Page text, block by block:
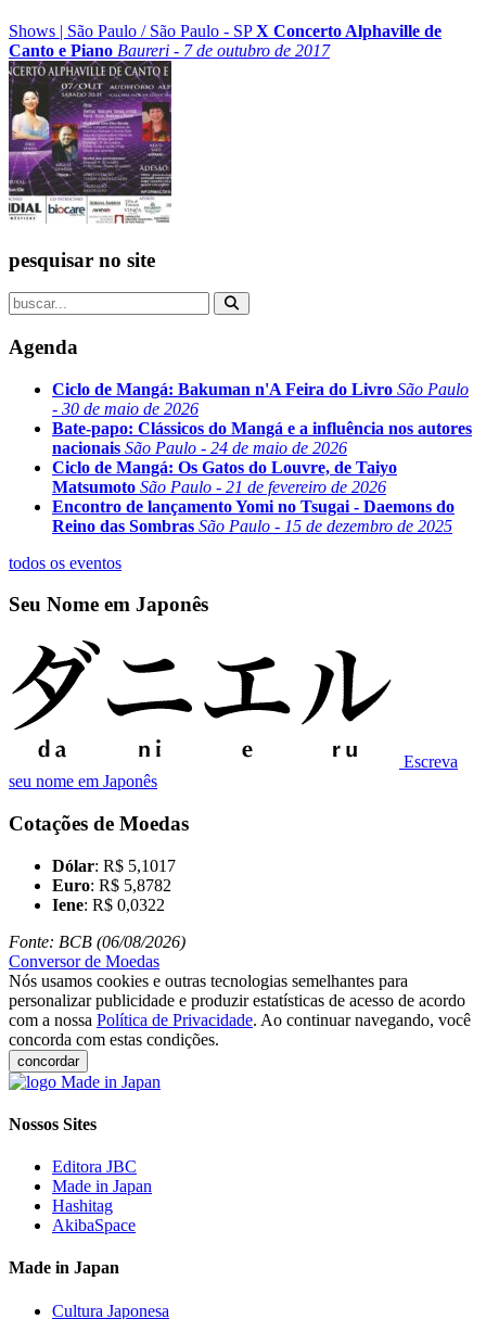
Shows | São Paulo / São Paulo - SP X Concerto Alphaville de
Canto e Piano Baureri - 7 de outubro de 2017
pesquisar no site
Agenda
Ciclo de Mangá: Bakuman n'A Feira do Livro São Paulo
- 30 de maio de 2026
Bate-papo: Clássicos do Mangá e a influência nos autores
nacionais São Paulo - 24 de maio de 2026
Ciclo de Mangá: Os Gatos do Louvre, de Taiyo
Matsumoto São Paulo - 21 de fevereiro de 2026
Encontro de lançamento Yomi no Tsugai - Daemons do
Reino das Sombras São Paulo - 15 de dezembro de 2025
todos os eventos
Seu Nome em Japonês
Escreva
seu nome em Japonês
Cotações de Moedas
Dólar: R$ 5,1017
Euro: R$ 5,8782
Iene: R$ 0,0322
Fonte: BCB (06/08/2026)
Conversor de Moedas
Nós usamos cookies e outras tecnologias semelhantes para
personalizar publicidade e produzir estatísticas de acesso de acordo
com a nossa Política de Privacidade. Ao continuar navegando, você
concorda com estas condições.
concordar
Nossos Sites
Editora JBC
Made in Japan
Hashitag
AkibaSpace
Made in Japan
Cultura Japonesa